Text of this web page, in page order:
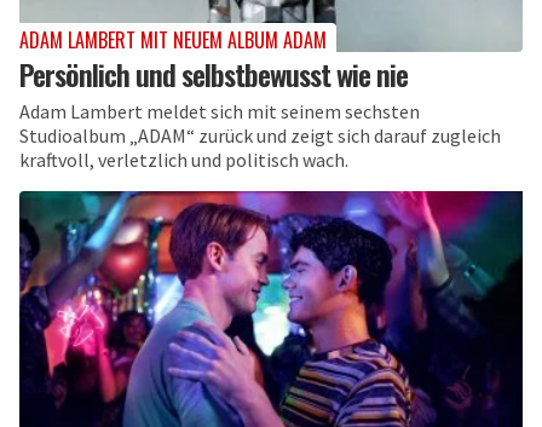
ADAM LAMBERT MIT NEUEM ALBUM ADAM
Persönlich und selbstbewusst wie nie
Adam Lambert meldet sich mit seinem sechsten
Studioalbum „ADAM“ zurück und zeigt sich darauf zugleich
kraftvoll, verletzlich und politisch wach.